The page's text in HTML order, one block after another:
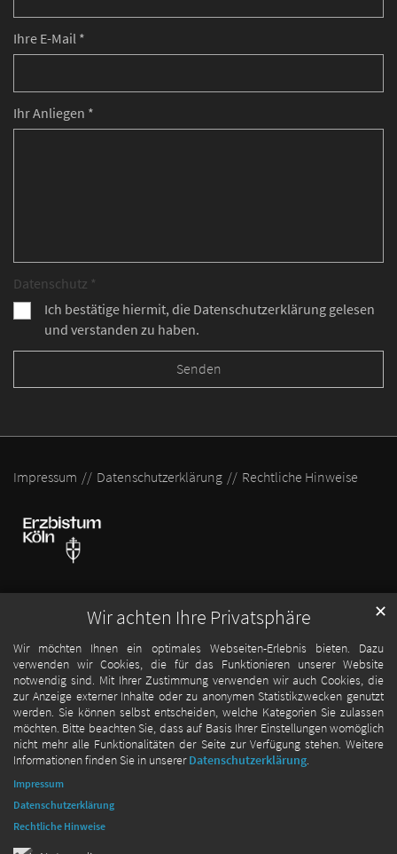
Wir achten Ihre Privatsphäre
Wir möchten Ihnen ein optimales Webseiten-Erlebnis bieten. Dazu
verwenden wir Cookies, die für das Funktionieren unserer Website
notwendig sind. Mit Ihrer Zustimmung verwenden wir auch Cookies, die
zur Anzeige externer Inhalte oder zu anonymen Statistikzwecken genutzt
werden. Sie können selbst entscheiden, welche Kategorien Sie zulassen
möchten. Bitte beachten Sie, dass auf Basis Ihrer Einstellungen womöglich
nicht mehr alle Funktionalitäten der Seite zur Verfügung stehen. Weitere
Informationen finden Sie in unsererDatenschutzerklärung.
✕
Impressum
Datenschutzerklärung
Rechtliche Hinweise
Ihre E-Mail *
Ihr Anliegen *
Datenschutz *
Ich bestätige hiermit, die Datenschutzerklärung gelesen
und verstanden zu haben.
Impressum Datenschutzerklärung Rechtliche Hinweise